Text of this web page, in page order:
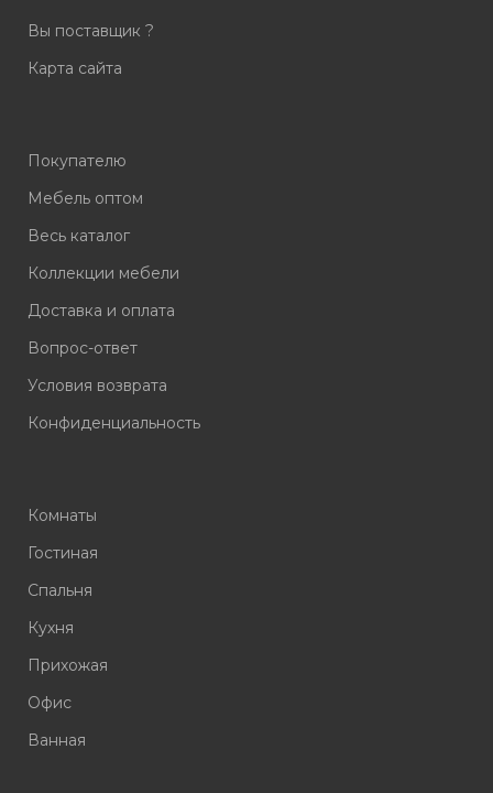
Вы поставщик ?
Карта сайта
Покупателю
Мебель оптом
Весь каталог
Коллекции мебели
Доставка и оплата
Вопрос-ответ
Условия возврата
Конфиденциальность
Комнаты
Гостиная
Спальня
Кухня
Прихожая
Офис
Ванная